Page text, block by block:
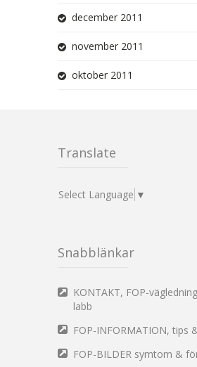
december 2011
november 2011
oktober 2011
Translate
Select Language ▼
Snabblänkar
KONTAKT, FOP-
labb
FOP-INFORMATION, tips
FOP-BILDER symtom &